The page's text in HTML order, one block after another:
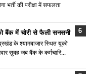
भर्ती की परीक्षा में सफलता
बैंक में चोरी से फैली सनसनी
के श्यामबाजार स्थित यूको
सुबह जब बैंक के कर्मचारि...